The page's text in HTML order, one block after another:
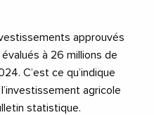
approuvés
à 26 millions de
C’est ce qu’indique
agricole
statistique.